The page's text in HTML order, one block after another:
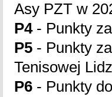
Asy PZT w
P4- Punkty
P5 - Punkty
Tenisowej
P6 - Punkty